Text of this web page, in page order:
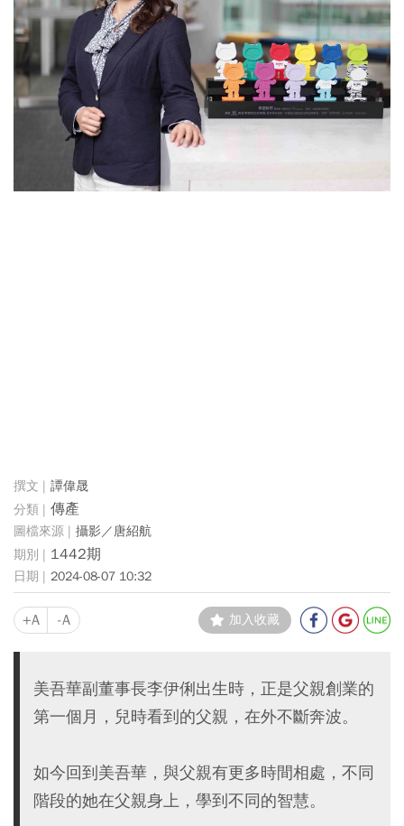
譚偉晟
傳產
攝影／唐紹航
1442期
2024-08-07 10:32
+A -A 加入收藏
美吾華副董事長李伊俐出生時，正是父親創業的
第一個月，兒時看到的父親，在外不斷奔波。
如今回到美吾華，與父親有更多時間相處，不同
階段的她在父親身上，學到不同的智慧。